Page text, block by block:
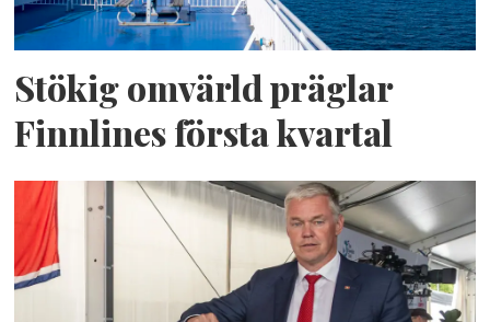
Stökig omvärld präglar
Finnlines första kvartal